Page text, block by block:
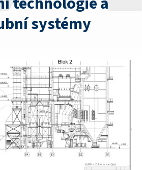
systémy